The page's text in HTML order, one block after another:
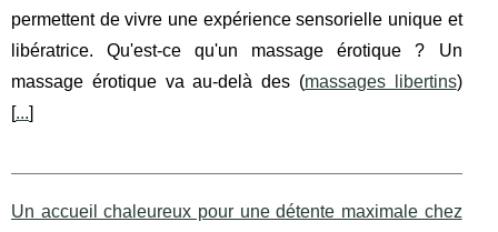
permettent de vivre une expérience sensorielle unique et
libératrice. Qu'est-ce qu'un massage érotique ? Un
massage érotique va au-delà des (massages libertins)
[...]
Un accueil chaleureux pour une détente maximale chez